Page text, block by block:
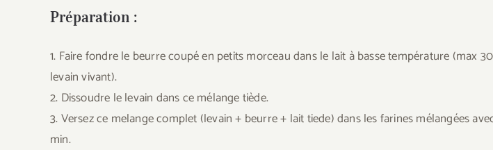
Préparation :
1. Faire fondre le beurre coupé en petits morceau dans le lait à basse température (max
levain vivant).
2. Dissoudre le levain dans ce mélange tiède.
3. Versez ce melange complet (levain + beurre + lait tiede) dans les farines mélangées
min.